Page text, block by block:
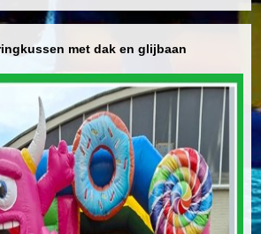
met dak en glijbaan